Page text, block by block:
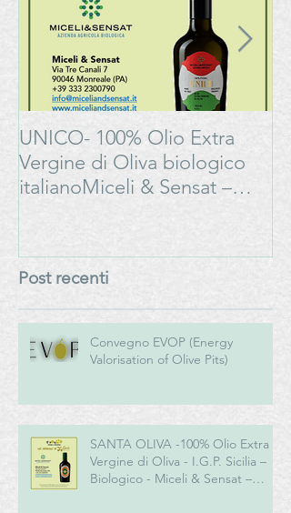
UNICO- 100% Olio Extra
Vergine di Oliva biologico
italianoMiceli & Sensat –
Post recenti
Convegno EVOP (Energy
Valorisation of Olive Pits)
SANTA OLIVA -100% Olio Extra
Vergine di Oliva - I.G.P. Sicilia –
Biologico - Miceli & Sensat –